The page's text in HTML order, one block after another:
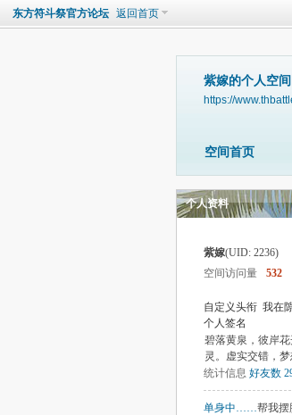
东方符斗祭官方论坛 返回首页
紫嫁的个人空间
https://
空间首页
个人资料
紫嫁(UID: 2236)
空间访问量
532
自定义头衔 我在
个人签名
碧落黄泉，彼岸
灵。虚实交错，
统计信息 好友数
单身中……帮我摆